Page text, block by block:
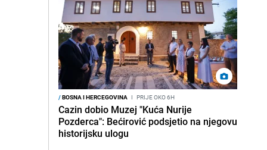
/BOSNA I HERCEGOVINA I PRIJE OKO 6H
Cazin dobio Muzej "Kuća Nurije
Pozderca": Bećirović podsjetio na njegovu
historijsku ulogu